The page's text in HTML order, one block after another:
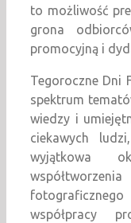
to możliwość
grona
promocyjną i
Tegoroczne Dni
spektrum
wiedzy i
ciekawych
wyjątkowa
współpracy